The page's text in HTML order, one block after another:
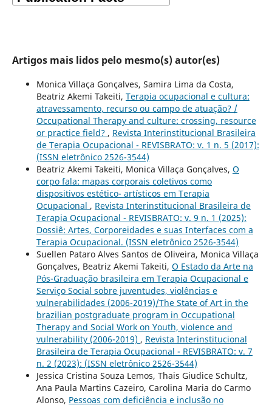
Artigos mais lidos pelo mesmo(s) autor(es)
Monica Villaça Gonçalves, Samira Lima da Costa,
Beatriz Akemi Takeiti, Terapia ocupacional e cultura:
atravessamento, recurso ou campo de atuação? /
Occupational Therapy and culture: crossing, resource
or practice field? , Revista Interinstitucional Brasileira
de Terapia Ocupacional - REVISBRATO: v. 1 n. 5 (2017):
(ISSN eletrônico 2526-3544)
Beatriz Akemi Takeiti, Monica Villaça Gonçalves, O
corpo fala: mapas corporais coletivos como
dispositivos estético- artísticos em Terapia
Ocupacional , Revista Interinstitucional Brasileira de
Terapia Ocupacional - REVISBRATO: v. 9 n. 1 (2025):
Dossiê: Artes, Corporeidades e suas Interfaces com a
Terapia Ocupacional. (ISSN eletrônico 2526-3544)
Suellen Pataro Alves Santos de Oliveira, Monica Villaça
Gonçalves, Beatriz Akemi Takeiti, O Estado da Arte na
Pós-Graduação brasileira em Terapia Ocupacional e
Serviço Social sobre juventudes, violências e
vulnerabilidades (2006-2019)/The State of Art in the
brazilian postgraduate program in Occupational
Therapy and Social Work on Youth, violence and
vulnerability (2006-2019) , Revista Interinstitucional
Brasileira de Terapia Ocupacional - REVISBRATO: v. 7
n. 2 (2023): (ISSN eletrônico 2526-3544)
Jessica Cristina Souza Lemos, Thais Giudice Schultz,
Ana Paula Martins Cazeiro, Carolina Maria do Carmo
Alonso, Pessoas com deficiência e inclusão no